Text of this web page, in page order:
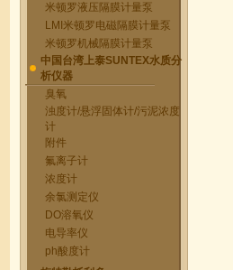
米顿罗液压隔膜计量泵
LMI米顿罗电磁隔膜计量泵
米顿罗机械隔膜计量泵
中国台湾上泰SUNTEX水质分
析仪器
臭氧
浊度计/悬浮固体计/污泥浓度
计
附件
氟离子计
浓度计
余氯测定仪
DO溶氧仪
电导率仪
ph酸度计